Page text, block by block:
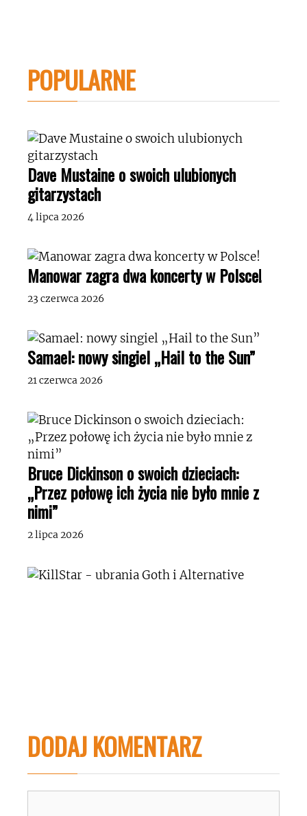
POPULARNE
Dave Mustaine o swoich ulubionych
gitarzystach
4 lipca 2026
Manowar zagra dwa koncerty w Polsce!
23 czerwca 2026
Samael: nowy singiel „Hail to the Sun”
21 czerwca 2026
Bruce Dickinson o swoich dzieciach:
„Przez połowę ich życia nie było mnie z
nimi”
2 lipca 2026
DODAJ KOMENTARZ